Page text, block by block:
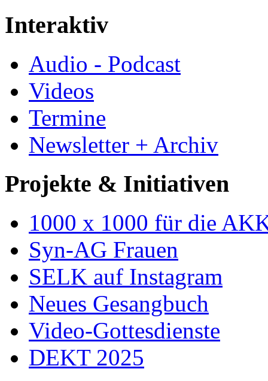
Interaktiv
Audio - Podcast
Videos
Termine
Newsletter + Archiv
Projekte & Initiativen
1000 x 1000 für die
Syn-AG Frauen
SELK auf Instagram
Neues Gesangbuch
Video-Gottesdienste
DEKT 2025